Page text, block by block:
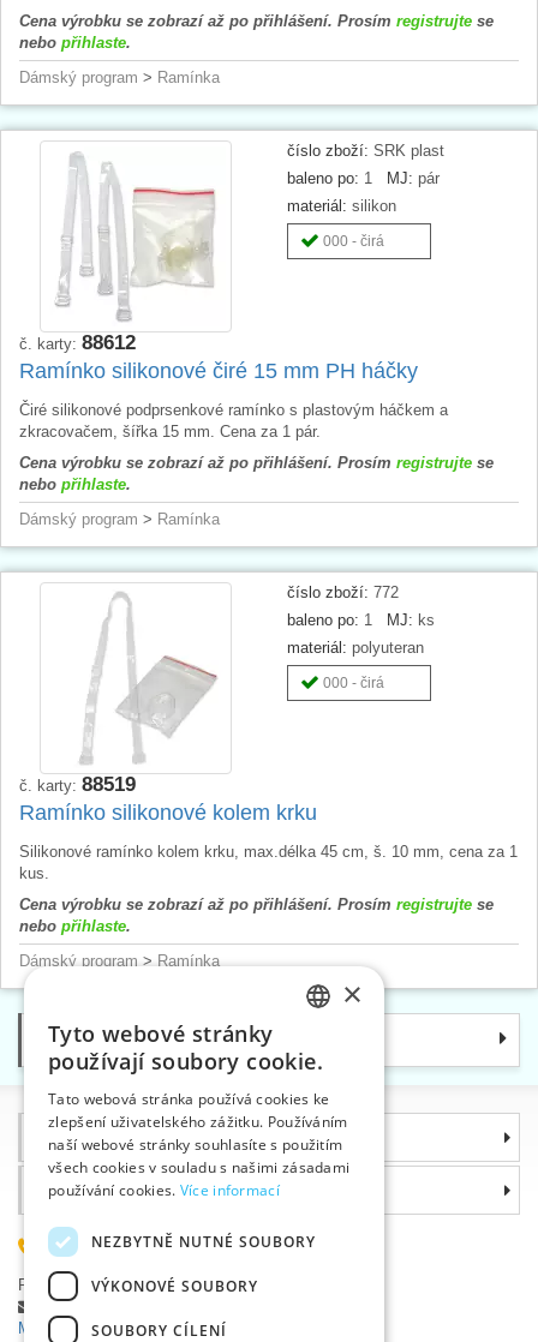
Cena výrobku se zobrazí až po přihlášení. Prosím registrujte se
nebo přihlaste.
Dámský program > Ramínka
číslo zboží: SRK plast
baleno po: 1 MJ: pár
materiál: silikon
000 - čirá
č. karty: 88612
Ramínko silikonové čiré 15 mm PH háčky
Čiré silikonové podprsenkové ramínko s plastovým háčkem a
zkracovačem, šířka 15 mm. Cena za 1 pár.
Cena výrobku se zobrazí až po přihlášení. Prosím registrujte se
nebo přihlaste.
Dámský program > Ramínka
číslo zboží: 772
baleno po: 1 MJ: ks
materiál: polyuteran
000 - čirá
č. karty: 88519
Ramínko silikonové kolem krku
Silikonové ramínko kolem krku, max.délka 45 cm, š. 10 mm, cena za 1
kus.
Cena výrobku se zobrazí až po přihlášení. Prosím registrujte se
nebo přihlaste.
Dámský program > Ramínka
Kategorie
Informace
Proč si zvolit právě nás
585 051 217
Plzeňská 868, 783 91 Uničov, Česká republika
Položit dotaz
Máte problémy s přihlášením ?
ENGLISH
GERMAN
×
Tyto webové stránky
používají soubory cookie.
Tato webová stránka používá cookies ke
zlepšení uživatelského zážitku. Používáním
naší webové stránky souhlasíte s použitím
všech cookies v souladu s našimi zásadami
používání cookies. Více informací
NEZBYTNĚ NUTNÉ SOUBORY
VÝKONOVÉ SOUBORY
SOUBORY CÍLENÍ